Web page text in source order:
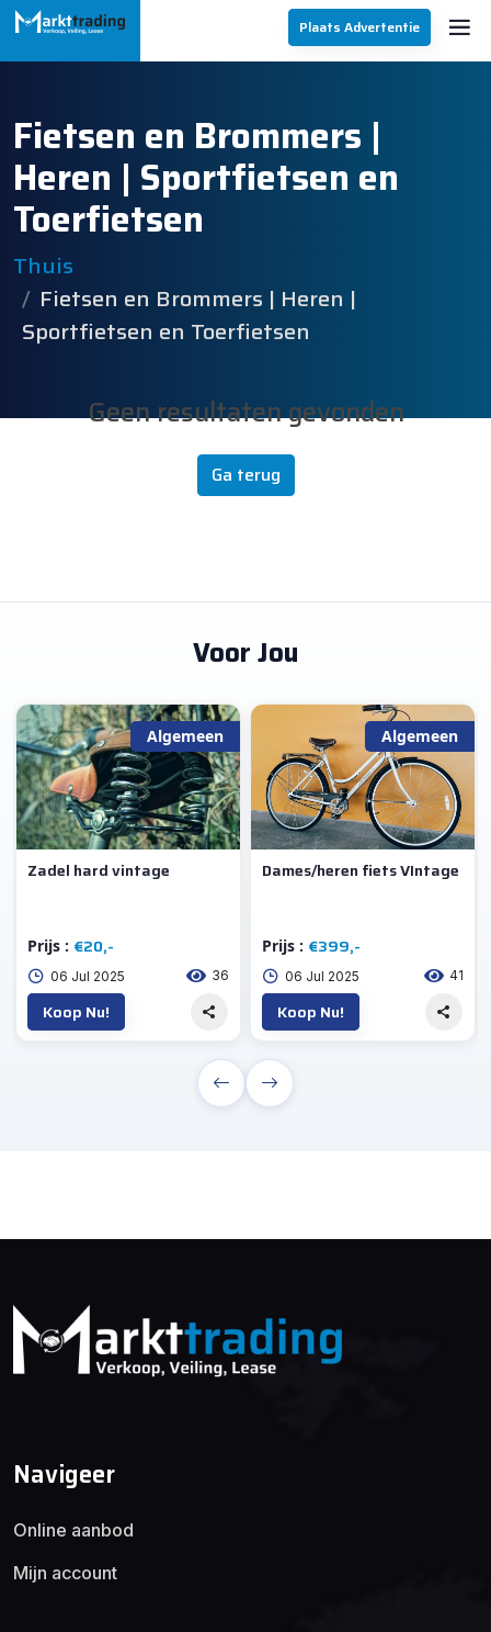
Plaats Advertentie
Fietsen en Brommers |
Heren | Sportfietsen en
Toerfietsen
Thuis
Fietsen en Brommers | Heren |
Sportfietsen en Toerfietsen
Geen resultaten gevonden
Ga terug
Voor Jou
Algemeen
Zadel hard vintage
Prijs : €20,-
06 Jul 2025 36
Koop Nu!
Algemeen
Dames/heren fiets VIntage
Prijs : €399,-
06 Jul 2025 41
Koop Nu!
Navigeer
Online aanbod
Mijn account